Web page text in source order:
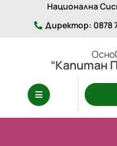
Национална
Директор: 0878
“Капитан